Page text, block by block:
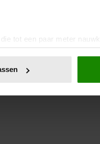
tot een paar meter
specifieke
om functies voor
gebruik van onze site